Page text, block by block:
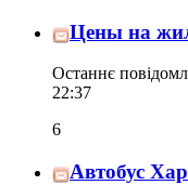
Цены на
Останнє
22:37
6
Автобус